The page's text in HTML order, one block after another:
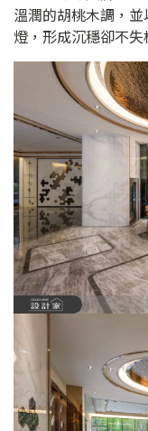
溫潤的胡桃木調，
燈，形成沉穩卻不失